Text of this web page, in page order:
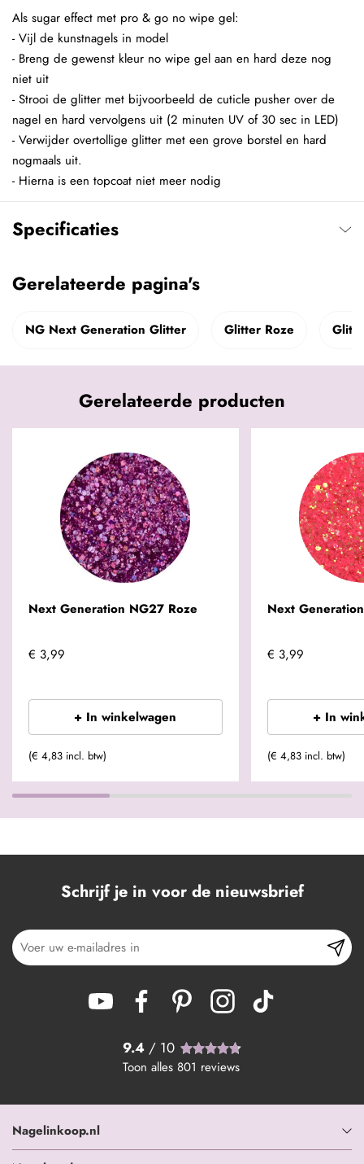
Als sugar effect met pro & go no wipe gel:
- Vijl de kunstnagels in model
- Breng de gewenst kleur no wipe gel aan en hard deze nog
niet uit
- Strooi de glitter met bijvoorbeeld de cuticle pusher over de
nagel en hard vervolgens uit (2 minuten UV of 30 sec in LED)
- Verwijder overtollige glitter met een grove borstel en hard
nogmaals uit.
- Hierna is een topcoat niet meer nodig
Specificaties
Gerelateerde pagina's
NG Next Generation Glitter Glitter Roze
Gerelateerde producten
Next Generation NG27 Roze
€ 3,99
+ In winkelwagen
(€ 4,83 incl. btw)
Next
€ 3,99
+ In
(€ 4,83 incl. btw)
Schrijf je in voor de nieuwsbrief
9.4 / 10
Toon alles 801 reviews
Nagelinkoop.nl